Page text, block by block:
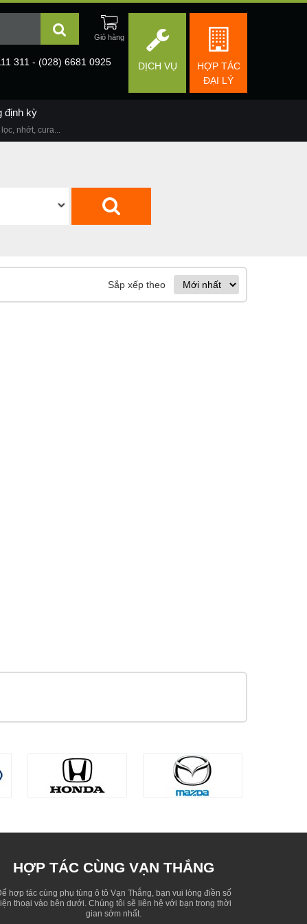
HỢP TÁC
ĐẠI LÝ
DỊCH VỤ
311 - (028) 6681 0925
định kỳ
lọc, nhớt, cura...
Sắp xếp theo
HỢP TÁC CÙNG VẠN THẮNG
hợp tác cùng phụ tùng ô tô Vạn Thắng, bạn vui lòng điền số
thoại vào bên dưới. Chúng tôi sẽ liên hệ với bạn trong thời
gian sớm nhất.